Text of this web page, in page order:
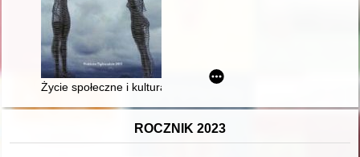
Życie społeczne i kulturalne w przedwojennej Rawie
ROCZNIK 2023